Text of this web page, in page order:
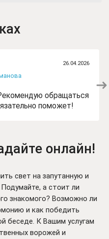
26.04.2026
обращаться
поможет!
онлайн!
свет на запутанную и
а стоит ли
знакомого? Возможно ли
и как победить
беседе. К Вашим услугам
ворожей и